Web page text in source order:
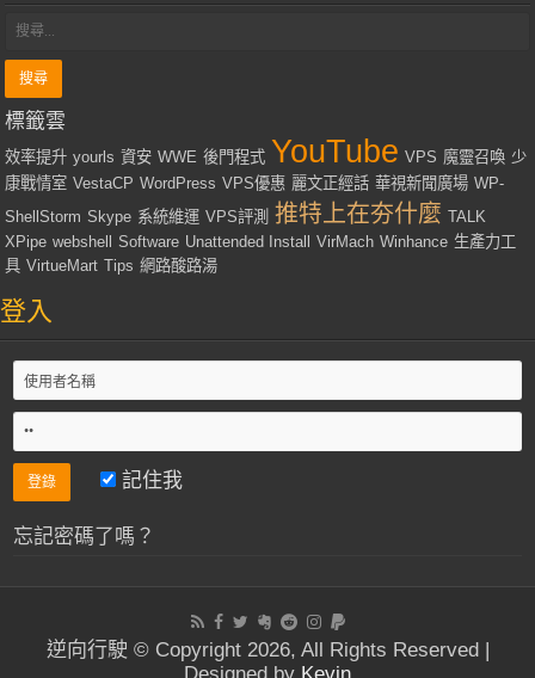
標籤雲
效率提升 yourls 資安 WWE 後門程式 YouTube VPS 魔靈召喚 少
康戰情室 VestaCP WordPress VPS優惠 麗文正經話 華視新聞廣場 WP-
ShellStorm Skype 系統維運 VPS評測 推特上在夯什麼 TALK
XPipe webshell Software Unattended Install VirMach Winhance 生產力工
具 VirtueMart Tips 網路酸路湯
登入
記住我
忘記密碼了嗎？
逆向行駛 © Copyright 2026, All Rights Reserved |